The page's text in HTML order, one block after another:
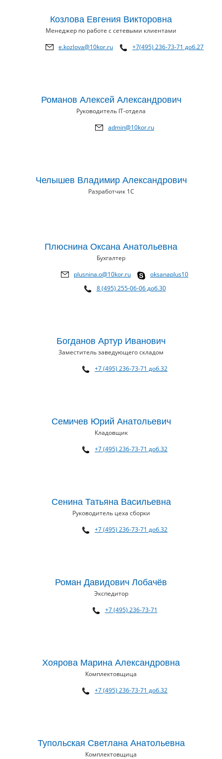
Козлова Евгения Викторовна
Менеджер по работе с сетевыми клиентами
e.kozlova@10kor.ru
+7(495) 236-73-71 доб.27
Романов Алексей Александрович
Руководитель IT-отдела
admin@10kor.ru
Челышев Владимир Александрович
Разработчик 1С
Плюснина Оксана Анатольевна
Бухгалтер
plusnina.o@10kor.ru
oksanaplus10
8 (495) 255-06-06 доб.30
Богданов Артур Иванович
Заместитель заведующего складом
+7 (495) 236-73-71 доб.32
Семичев Юрий Анатольевич
Кладовщик
+7 (495) 236-73-71 доб.32
Сенина Татьяна Васильевна
Руководитель цеха сборки
+7 (495) 236-73-71 доб.32
Роман Давидович Лобачёв
Экспедитор
+7 (495) 236-73-71
Хоярова Марина Александровна
Комплектовщица
+7 (495) 236-73-71 доб.32
Тупольская Светлана Анатольевна
Комплектовщица